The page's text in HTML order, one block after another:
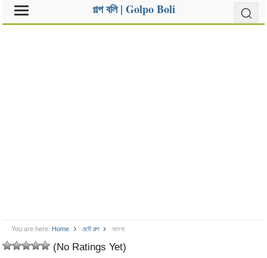
গল্প বলি | Golpo Boli
You are here: Home ছোট গল্প অদেখা
(No Ratings Yet)